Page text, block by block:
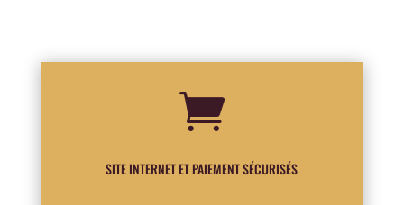

SITE INTERNET ET PAIEMENT SÉCURISÉS